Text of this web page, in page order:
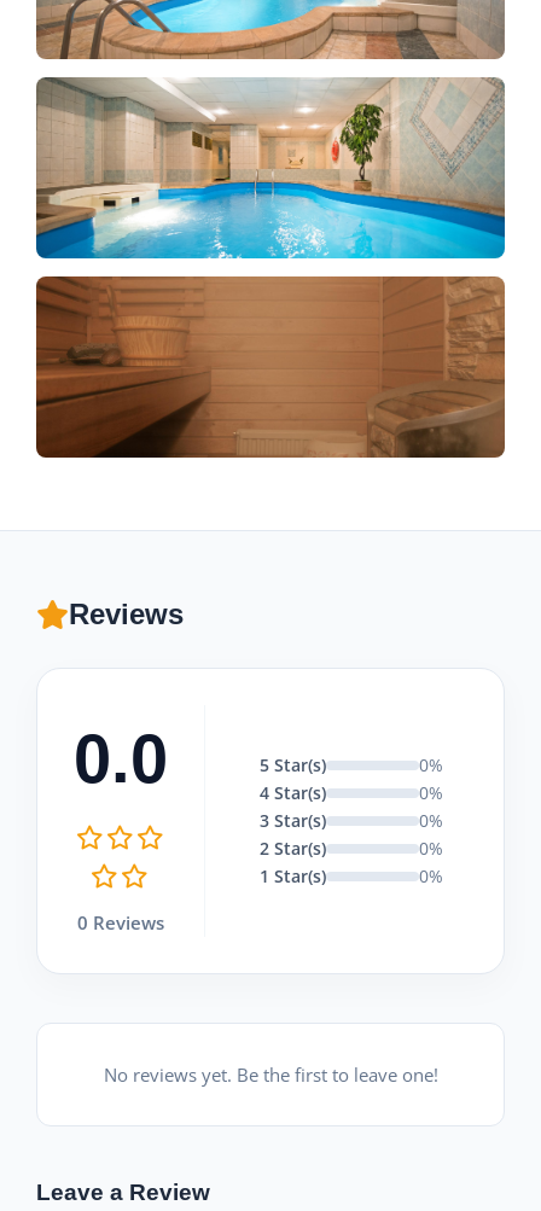
Reviews
0.0
0 Reviews
5 Star(s)
0%
4 Star(s)
0%
3 Star(s)
0%
2 Star(s)
0%
1 Star(s)
0%
No reviews yet. Be the first to leave one!
Leave a Review